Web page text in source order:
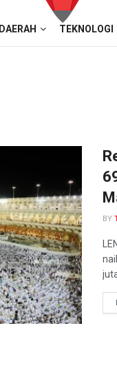
DAERAH TEKNOLOGI
BY